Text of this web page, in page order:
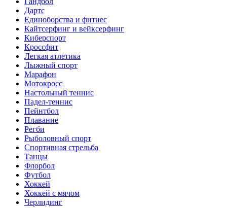
Дартс
Единоборства и фитнес
Кайтсерфинг и вейксерфинг
Киберспорт
Кроссфит
Легкая атлетика
Лыжный спорт
Марафон
Мотокросс
Настольный теннис
Падел-теннис
Пейнтбол
Плавание
Регби
Рыболовный спорт
Спортивная стрельба
Танцы
Флорбол
Футбол
Хоккей
Хоккей с мячом
Черлидинг